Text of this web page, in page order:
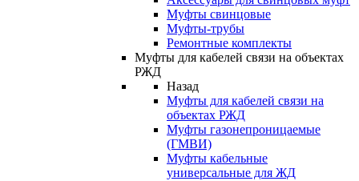
Муфты свинцовые
Муфты-трубы
Ремонтные комплекты
Муфты для кабелей связи на объектах
РЖД
Назад
Муфты для кабелей связи на
объектах РЖД
Муфты газонепроницаемые
(ГМВИ)
Муфты кабельные
универсальные для ЖД